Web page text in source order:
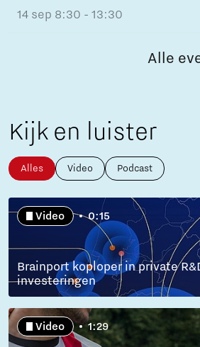
14 sep 8:30 - 13:30
Alle
Kijk en luister
Alles Video Podcast
Video 0:15
Brainport koploper in private
investeringen
Video 1:29